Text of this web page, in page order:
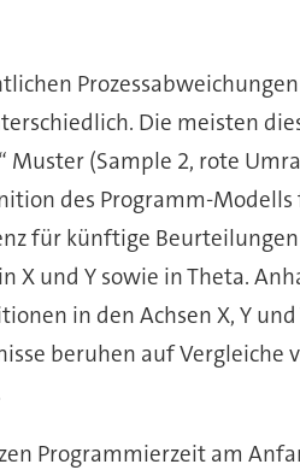
Prozessabweichungen
Die meisten
(Sample 2, rote
des Programm-
für künftige
und Y sowie in Theta.
in den Achsen X, Y
beruhen auf
Programmierzeit am